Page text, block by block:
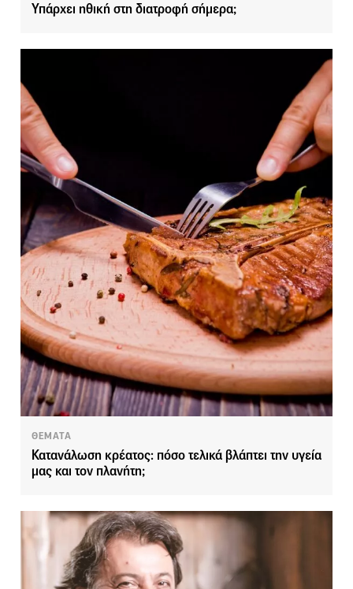
Υπάρχει ηθική στη διατροφή σήμερα;
ΘΕΜΑΤΑ
Κατανάλωση κρέατος: πόσο τελικά βλάπτει την υγεία
μας και τον πλανήτη;